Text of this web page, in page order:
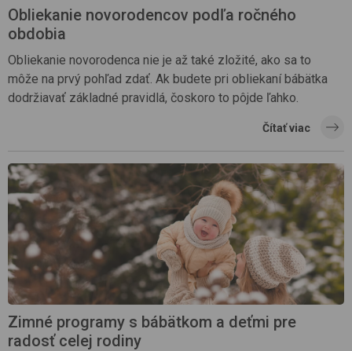
Obliekanie novorodencov podľa ročného
obdobia
Obliekanie novorodenca nie je až také zložité, ako sa to
môže na prvý pohľad zdať. Ak budete pri obliekaní bábätka
dodržiavať základné pravidlá, čoskoro to pôjde ľahko.
Čítať viac
Zimné programy s bábätkom a deťmi pre
radosť celej rodiny